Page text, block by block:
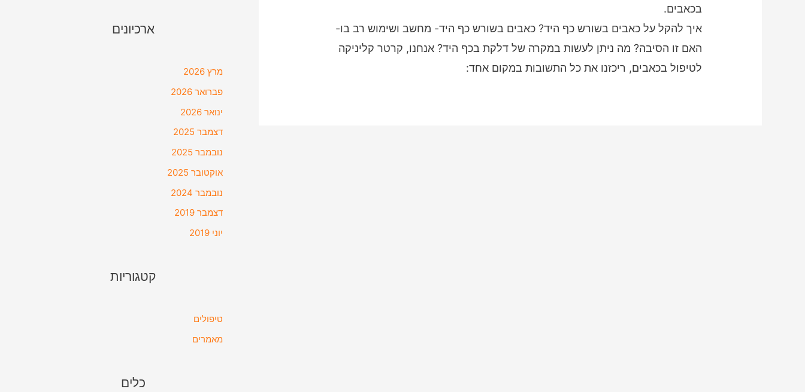
בכאבים.
איך להקל על כאבים בשורש כף היד? כאבים בשורש כף היד- מחשב ושימוש רב בו-
האם זו הסיבה? מה ניתן לעשות במקרה של דלקת בכף היד? אנחנו, קרטר קליניקה
לטיפול בכאבים, ריכזנו את כל התשובות במקום אחד:
ארכיונים
מרץ 2026
פברואר 2026
ינואר 2026
דצמבר 2025
נובמבר 2025
אוקטובר 2025
נובמבר 2024
דצמבר 2019
יוני 2019
קטגוריות
טיפולים
מאמרים
כלים